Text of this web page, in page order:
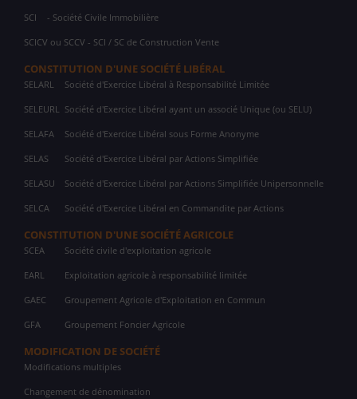
SCI - Société Civile Immobilière
SCICV ou SCCV - SCI / SC de Construction Vente
CONSTITUTION D'UNE SOCIÉTÉ LIBÉRAL
SELARL Société d'Exercice Libéral à Responsabilité Limitée
SELEURL Société d'Exercice Libéral ayant un associé Unique (ou SELU)
SELAFA Société d'Exercice Libéral sous Forme Anonyme
SELAS Société d'Exercice Libéral par Actions Simplifiée
SELASU Société d'Exercice Libéral par Actions Simplifiée Unipersonnelle
SELCA Société d'Exercice Libéral en Commandite par Actions
CONSTITUTION D'UNE SOCIÉTÉ AGRICOLE
SCEA Société civile d'exploitation agricole
EARL Exploitation agricole à responsabilité limitée
GAEC Groupement Agricole d'Exploitation en Commun
GFA Groupement Foncier Agricole
MODIFICATION DE SOCIÉTÉ
Modifications multiples
Changement de dénomination